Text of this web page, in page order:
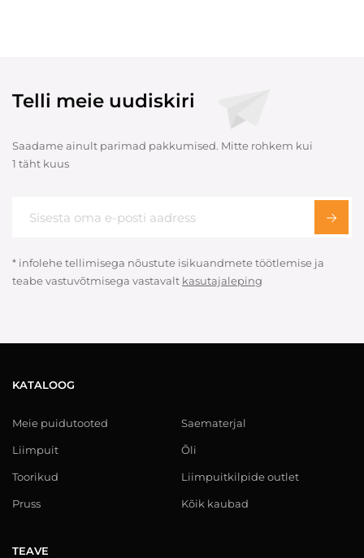
Telli meie uudiskiri
Saadame ainult parimad pakkumised. Mitte rohkem kui
1 täht kuus
* infolehe tellimisega nõustute isikuandmete töötlemise ja
teabe vastuvõtmisega vastavalt kasutajaleping
KATALOOG
Meie puidutooted
Liimpuit
Toorikud
Pruss
Saematerjal
Õli
Liimpuitkilpide outlet
Kõik kaubad
TEAVE